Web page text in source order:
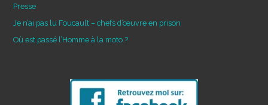
Presse
Je n’ai pas lu Foucault – chefs d’œuvre en prison
Où est passé l’Homme à la moto ?